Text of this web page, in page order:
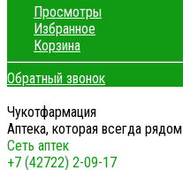
Просмотры
Избранное
Корзина
Обратный звонок
Чукотфармация
Аптека, которая всегда рядом
Сеть аптек
+7 (42722) 2-09-17